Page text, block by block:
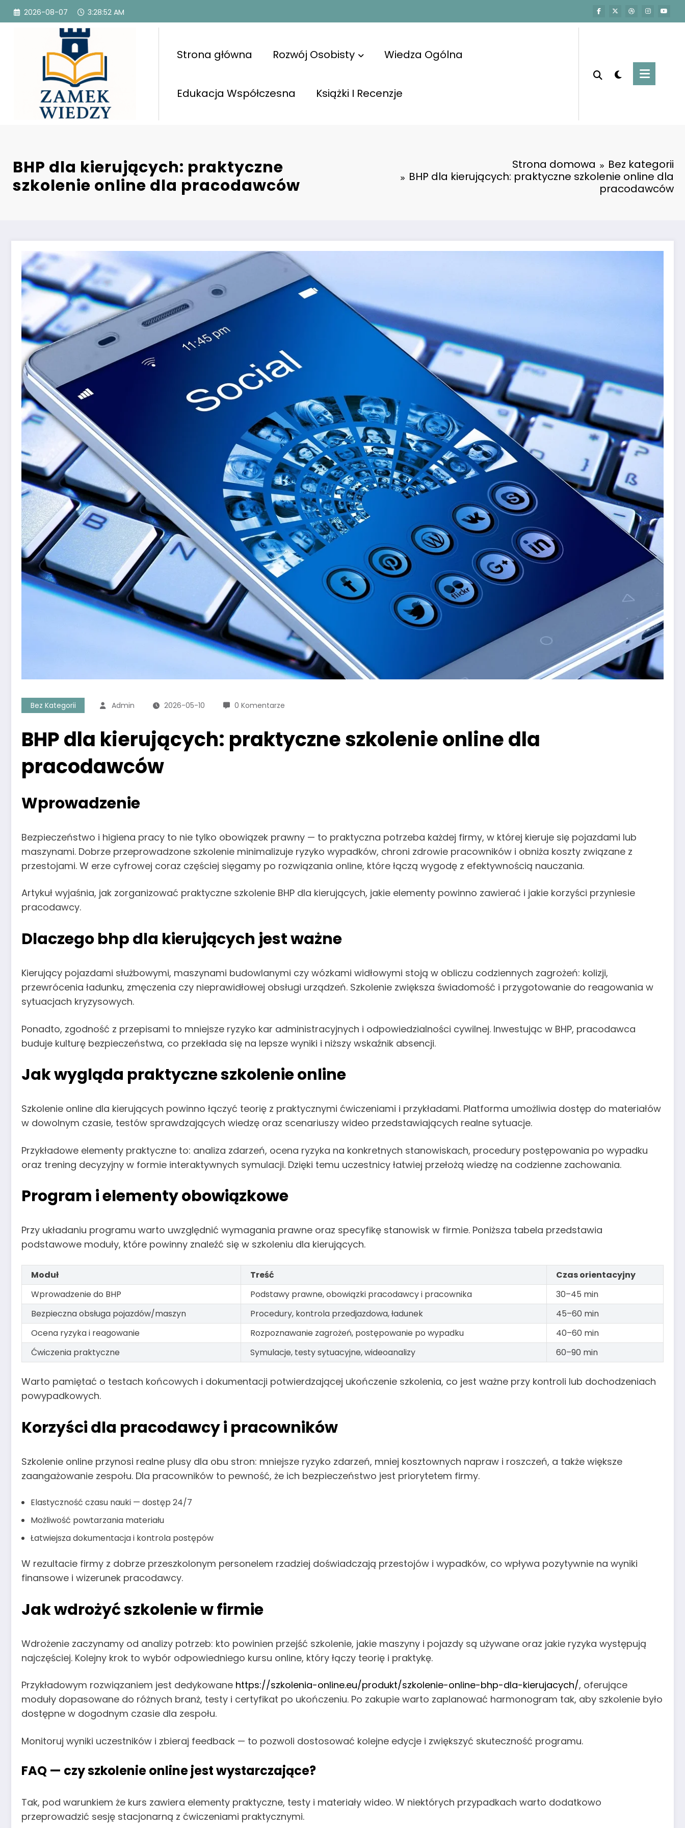
Przejdź
2026-08-07 3:28:54 AM
Strona główna Rozwój Osobisty Wiedza Ogólna
Edukacja Współczesna Książki I Recenzje
BHP dla kierujących: praktyczne
szkolenie online dla pracodawców
Strona domowa
Bez kategorii
BHP dla kierujących: praktyczne szkolenie online dla
pracodawców
Bez Kategorii Admin 2026-05-10 0 Komentarze
BHP dla kierujących: praktyczne szkolenie online dla
pracodawców
Wprowadzenie
Bezpieczeństwo i higiena pracy to nie tylko obowiązek prawny — to praktyczna potrzeba każdej firmy, w której kieruje się pojazdami lub
maszynami. Dobrze przeprowadzone szkolenie minimalizuje ryzyko wypadków, chroni zdrowie pracowników i obniża koszty związane z
przestojami. W erze cyfrowej coraz częściej sięgamy po rozwiązania online, które łączą wygodę z efektywnością nauczania.
Artykuł wyjaśnia, jak zorganizować praktyczne szkolenie BHP dla kierujących, jakie elementy powinno zawierać i jakie korzyści przyniesie
pracodawcy.
Dlaczego bhp dla kierujących jest ważne
Kierujący pojazdami służbowymi, maszynami budowlanymi czy wózkami widłowymi stoją w obliczu codziennych zagrożeń: kolizji,
przewrócenia ładunku, zmęczenia czy nieprawidłowej obsługi urządzeń. Szkolenie zwiększa świadomość i przygotowanie do reagowania w
sytuacjach kryzysowych.
Ponadto, zgodność z przepisami to mniejsze ryzyko kar administracyjnych i odpowiedzialności cywilnej. Inwestując w BHP, pracodawca
buduje kulturę bezpieczeństwa, co przekłada się na lepsze wyniki i niższy wskaźnik absencji.
Jak wygląda praktyczne szkolenie online
Szkolenie online dla kierujących powinno łączyć teorię z praktycznymi ćwiczeniami i przykładami. Platforma umożliwia dostęp do materiałów
w dowolnym czasie, testów sprawdzających wiedzę oraz scenariuszy wideo przedstawiających realne sytuacje.
Przykładowe elementy praktyczne to: analiza zdarzeń, ocena ryzyka na konkretnych stanowiskach, procedury postępowania po wypadku
oraz trening decyzyjny w formie interaktywnych symulacji. Dzięki temu uczestnicy łatwiej przełożą wiedzę na codzienne zachowania.
Program i elementy obowiązkowe
Przy układaniu programu warto uwzględnić wymagania prawne oraz specyfikę stanowisk w firmie. Poniższa tabela przedstawia
podstawowe moduły, które powinny znaleźć się w szkoleniu dla kierujących.
Moduł Treść
Czas orientacyjny
Wprowadzenie do BHP
Podstawy prawne, obowiązki pracodawcy i pracownika
30–45 min
Bezpieczna obsługa pojazdów/maszyn
Procedury, kontrola przedjazdowa, ładunek
45–60 min
Ocena ryzyka i reagowanie
Rozpoznawanie zagrożeń, postępowanie po wypadku
40–60 min
Ćwiczenia praktyczne
Symulacje, testy sytuacyjne, wideoanalizy 60–90 min
Warto pamiętać o testach końcowych i dokumentacji potwierdzającej ukończenie szkolenia, co jest ważne przy kontroli lub dochodzeniach
powypadkowych.
Korzyści dla pracodawcy i pracowników
Szkolenie online przynosi realne plusy dla obu stron: mniejsze ryzyko zdarzeń, mniej kosztownych napraw i roszczeń, a także większe
zaangażowanie zespołu. Dla pracowników to pewność, że ich bezpieczeństwo jest priorytetem firmy.
Elastyczność czasu nauki — dostęp 24/7
Możliwość powtarzania materiału
Łatwiejsza dokumentacja i kontrola postępów
W rezultacie firmy z dobrze przeszkolonym personelem rzadziej doświadczają przestojów i wypadków, co wpływa pozytywnie na wyniki
finansowe i wizerunek pracodawcy.
Jak wdrożyć szkolenie w firmie
Wdrożenie zaczynamy od analizy potrzeb: kto powinien przejść szkolenie, jakie maszyny i pojazdy są używane oraz jakie ryzyka występują
najczęściej. Kolejny krok to wybór odpowiedniego kursu online, który łączy teorię i praktykę.
Przykładowym rozwiązaniem jest dedykowane https://szkolenia-online.eu/produkt/szkolenie-online-bhp-dla-kierujacych/, oferujące
moduły dopasowane do różnych branż, testy i certyfikat po ukończeniu. Po zakupie warto zaplanować harmonogram tak, aby szkolenie było
dostępne w dogodnym czasie dla zespołu.
Monitoruj wyniki uczestników i zbieraj feedback — to pozwoli dostosować kolejne edycje i zwiększyć skuteczność programu.
FAQ — czy szkolenie online jest wystarczające?
Tak, pod warunkiem że kurs zawiera elementy praktyczne, testy i materiały wideo. W niektórych przypadkach warto dodatkowo
przeprowadzić sesję stacjonarną z ćwiczeniami praktycznymi.